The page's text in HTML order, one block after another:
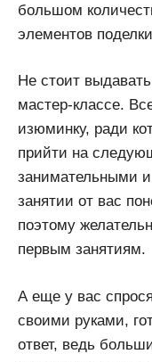
большом
элементов
Не стоит
мастер-классе.
изюминку, ради
прийти на
занимательными
занятии от вас
поэтому
первым занятиям.
А еще у вас
своими руками,
ответ, ведь